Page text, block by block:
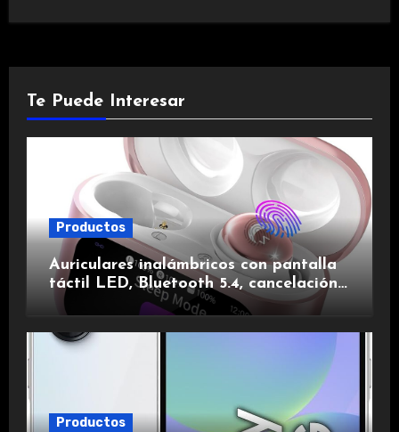
Te Puede Interesar
Productos
Auriculares inalámbricos con pantalla
táctil LED, Bluetooth 5.4, cancelación
de ruido, impermeables y de larga
Productos